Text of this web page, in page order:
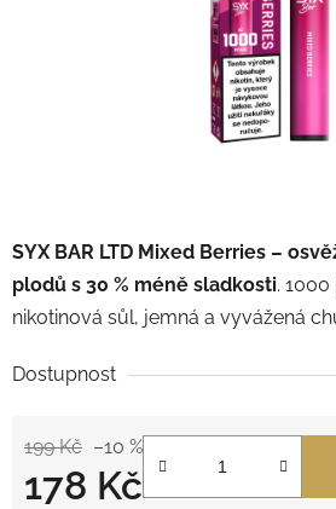
SYX BAR LTD Mixed Berries –
plodů s 30 % méně sladkosti.
nikotinová sůl, jemná a vyvážená
Dostupnost
199 Kč –10 %
178 Kč